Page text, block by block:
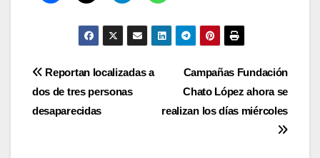
Navegación
de
Campañas Fundación
Chato López ahora se
realizan los días miércoles
Reportan localizadas a
dos de tres personas
desaparecidas